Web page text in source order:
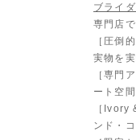
ブライ
専門店で
［圧倒
実物を
［専門
ート空
［Ivory
ンド・